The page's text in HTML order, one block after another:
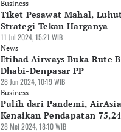
Business
Tiket Pesawat Mahal,
Strategi Tekan Harganya
11 Jul 2024, 15:21 WIB
News
Etihad Airways Buka Rute
Dhabi-Denpasar PP
28 Jun 2024, 10:19 WIB
Business
Pulih dari Pandemi,
Kenaikan Pendapatan
28 Mei 2024, 18:10 WIB